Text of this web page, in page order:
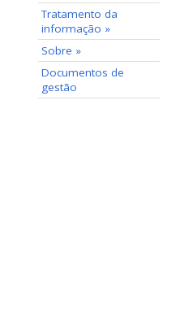
Tratamento da
informação »
Sobre »
Documentos de
gestão